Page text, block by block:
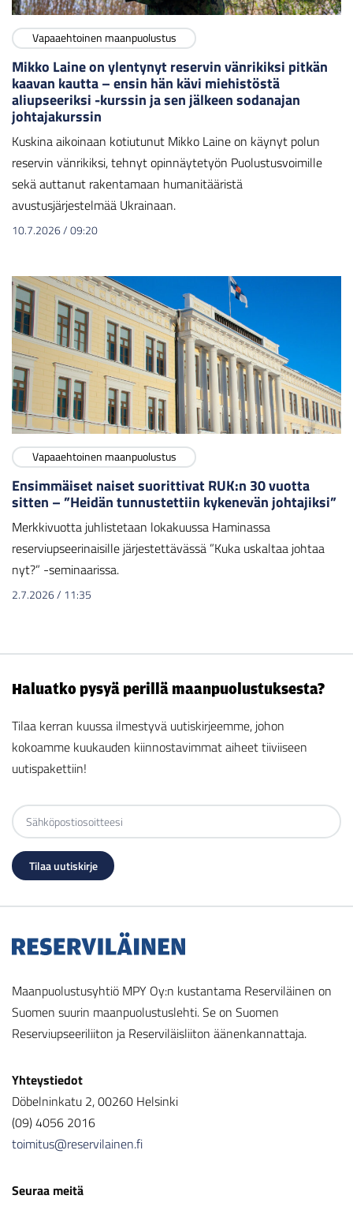
Vapaaehtoinen maanpuolustus
Mikko Laine on ylentynyt reservin vänrikiksi pitkän
kaavan kautta – ensin hän kävi miehistöstä
aliupseeriksi -kurssin ja sen jälkeen sodanajan
johtajakurssin
Kuskina aikoinaan kotiutunut Mikko Laine on käynyt polun
reservin vänrikiksi, tehnyt opinnäytetyön Puolustusvoimille
sekä auttanut rakentamaan humanitääristä
avustusjärjestelmää Ukrainaan.
10.7.2026/09:20
Vapaaehtoinen maanpuolustus
Ensimmäiset naiset suorittivat RUK:n 30 vuotta
sitten – ”Heidän tunnustettiin kykenevän johtajiksi”
Merkkivuotta juhlistetaan lokakuussa Haminassa
reserviupseerinaisille järjestettävässä ”Kuka uskaltaa johtaa
nyt?” -seminaarissa.
2.7.2026/ 11:35
Haluatko pysyä perillä maanpuolustuksesta?
Tilaa kerran kuussa ilmestyvä uutiskirjeemme, johon
kokoamme kuukauden kiinnostavimmat aiheet tiiviiseen
uutispakettiin!
Maanpuolustusyhtiö MPY Oy:n kustantama Reserviläinen on
Suomen suurin maanpuolustuslehti. Se on Suomen
Reserviupseeriliiton ja Reserviläisliiton äänenkannattaja.
Yhteystiedot
Döbelninkatu 2, 00260 Helsinki
(09) 4056 2016
toimitus@reservilainen.fi
Seuraa meitä